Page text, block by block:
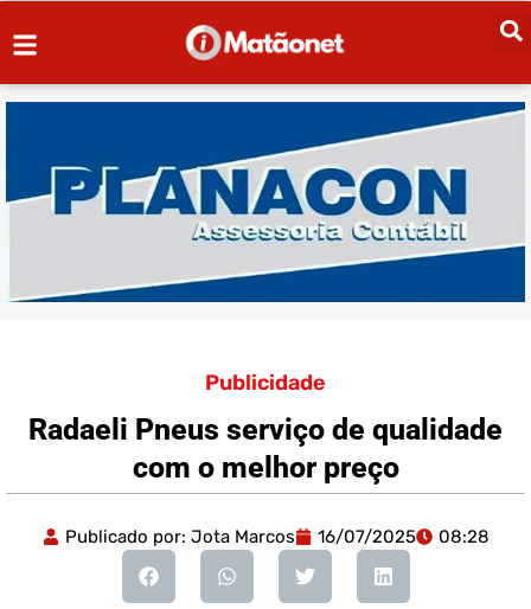
Publicidade
Radaeli Pneus serviço de qualidade
com o melhor preço
Publicado por: Jota Marcos 16/07/2025 08:28